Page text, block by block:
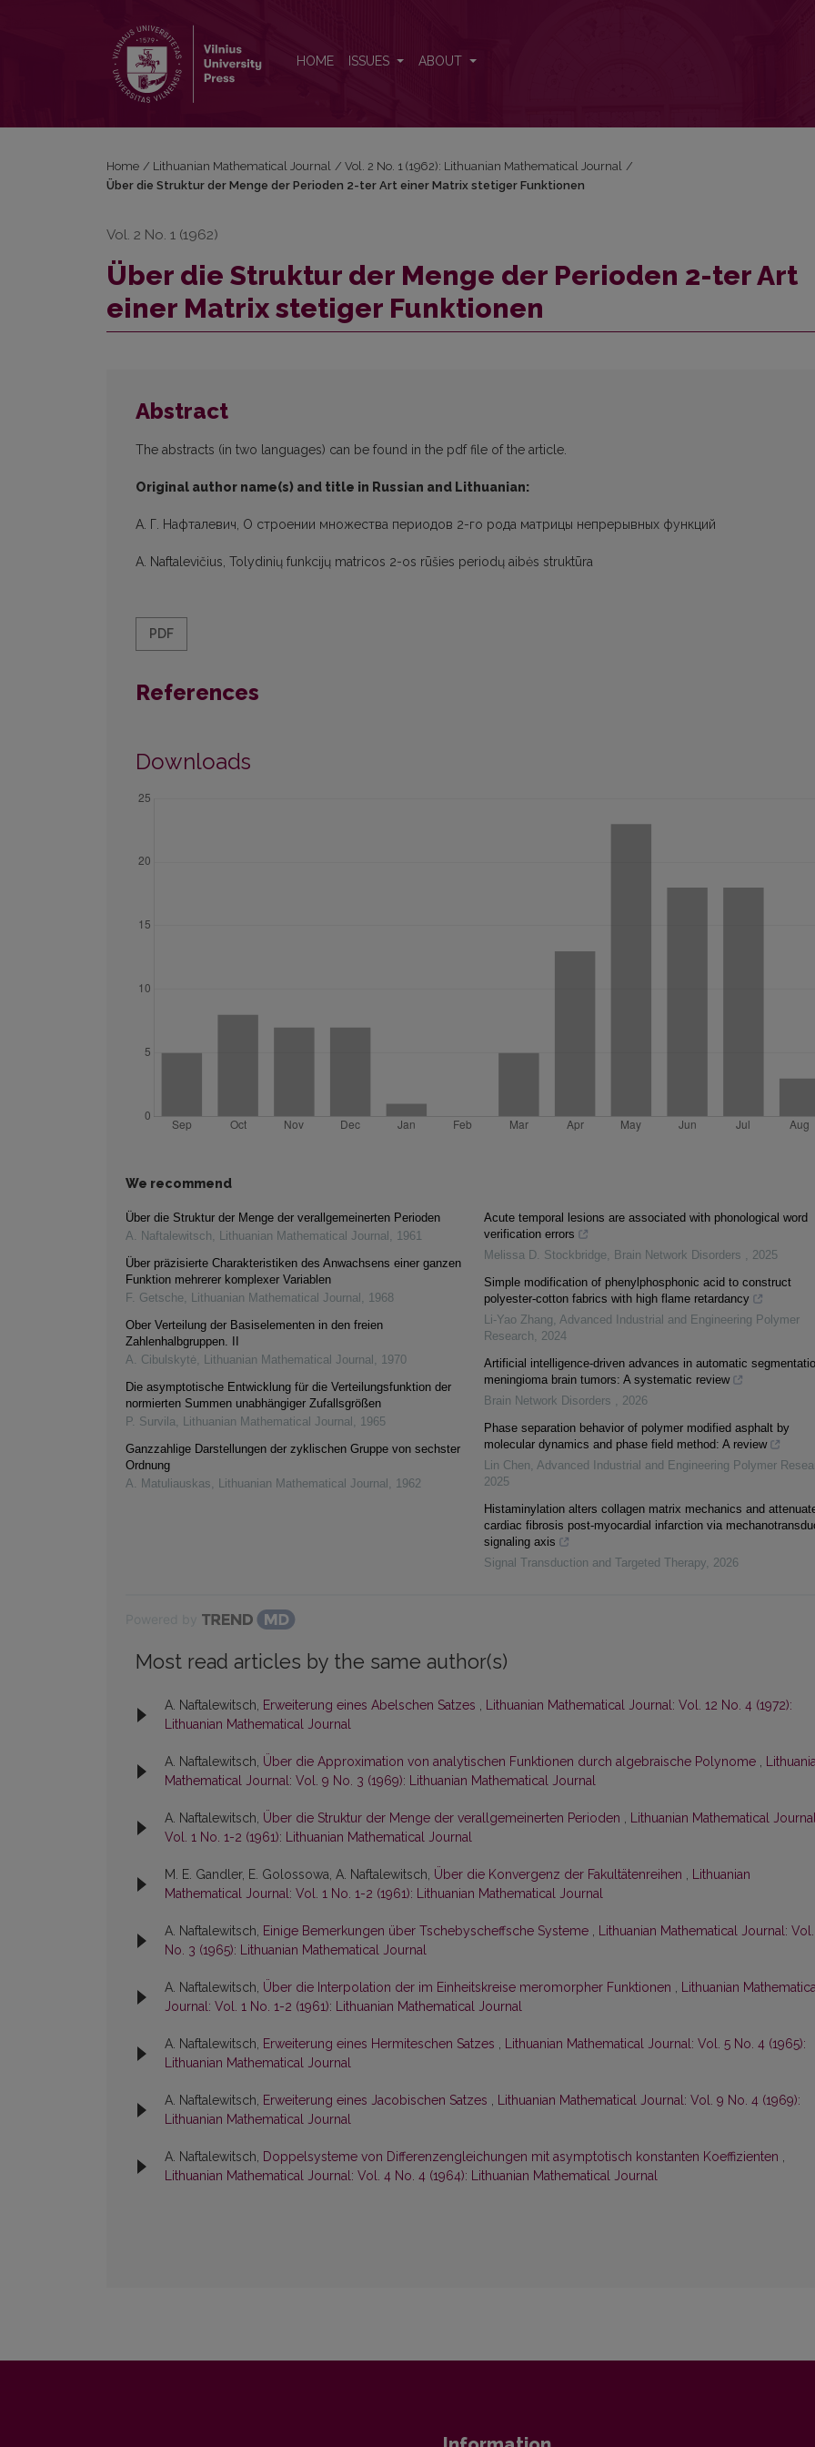
HOME ISSUES ABOUT
Home / Lithuanian Mathematical Journal / Vol. 2 No. 1 (1962): Lithuanian Mathematical Journal /
Über die Struktur der Menge der Perioden 2-ter Art einer Matrix stetiger Funktionen
Vol. 2 No. 1 (1962)
Über die Struktur der Menge der Perioden 2-ter Art
einer Matrix stetiger Funktionen
Abstract
The abstracts (in two languages) can be found in the pdf file of the article.
Original author name(s) and title in Russian and Lithuanian:
А. Г. Нафталевич, О строении множества периодов 2-го рода матрицы непрерывных функций
A. Naftalevičius, Tolydinių funkcijų matricos 2-os rūšies periodų aibės struktūra
PDF
References
Downloads
We recommend
Über die Struktur der Menge der verallgemeinerten Perioden
A. Naftalewitsch, Lithuanian Mathematical Journal , 1961
Über präzisierte Charakteristiken des Anwachsens einer ganzen
Funktion mehrerer komplexer Variablen
F. Getsche, Lithuanian Mathematical Journal , 1968
Ober Verteilung der Basiselementen in den freien
Zahlenhalbgruppen. II
A. Cibulskytė, Lithuanian Mathematical Journal , 1970
Die asymptotische Entwicklung für die Verteilungsfunktion der
normierten Summen unabhängiger Zufallsgrößen
P. Survila, Lithuanian Mathematical Journal , 1965
Ganzzahlige Darstellungen der zyklischen Gruppe von sechster
Ordnung
A. Matuliauskas, Lithuanian Mathematical Journal , 1962
Acute temporal lesions are associated with phonological word
verification errors
Melissa D. Stockbridge, Brain Network Disorders , 2025
Simple modification of phenylphosphonic acid to construct
polyester-cotton fabrics with high flame retardancy
Li-Yao Zhang, Advanced Industrial and Engineering Polymer
Research, 2024
Artificial intelligence-driven advances in automatic
meningioma brain tumors: A systematic review
Brain Network Disorders , 2026
Phase separation behavior of polymer modified asphalt by
molecular dynamics and phase field method: A review
Lin Chen, Advanced Industrial and Engineering Polymer
2025
Histaminylation alters collagen matrix mechanics and
cardiac fibrosis post-myocardial infarction via
signaling axis
Signal Transduction and Targeted Therapy, 2026
Most read articles by the same author(s)
A. Naftalewitsch, Erweiterung eines Abelschen Satzes , Lithuanian Mathematical Journal: Vol. 12 No. 4 (1972):
Lithuanian Mathematical Journal
A. Naftalewitsch, Über die Approximation von analytischen Funktionen durch algebraische Polynome ,
Mathematical Journal: Vol. 9 No. 3 (1969): Lithuanian Mathematical Journal
A. Naftalewitsch, Über die Struktur der Menge der verallgemeinerten Perioden , Lithuanian Mathematical
Vol. 1 No. 1-2 (1961): Lithuanian Mathematical Journal
M. E. Gandler, E. Golossowa, A. Naftalewitsch, Über die Konvergenz der Fakultätenreihen , Lithuanian
Mathematical Journal: Vol. 1 No. 1-2 (1961): Lithuanian Mathematical Journal
A. Naftalewitsch, Einige Bemerkungen über Tschebyscheffsche Systeme , Lithuanian Mathematical Journal:
No. 3 (1965): Lithuanian Mathematical Journal
A. Naftalewitsch, Über die Interpolation der im Einheitskreise meromorpher Funktionen , Lithuanian
Journal: Vol. 1 No. 1-2 (1961): Lithuanian Mathematical Journal
A. Naftalewitsch, Erweiterung eines Hermiteschen Satzes , Lithuanian Mathematical Journal: Vol. 5 No. 4 (1965):
Lithuanian Mathematical Journal
A. Naftalewitsch, Erweiterung eines Jacobischen Satzes , Lithuanian Mathematical Journal: Vol. 9 No. 4 (1969):
Lithuanian Mathematical Journal
A. Naftalewitsch, Doppelsysteme von Differenzengleichungen mit asymptotisch konstanten Koeffizienten ,
Lithuanian Mathematical Journal: Vol. 4 No. 4 (1964): Lithuanian Mathematical Journal